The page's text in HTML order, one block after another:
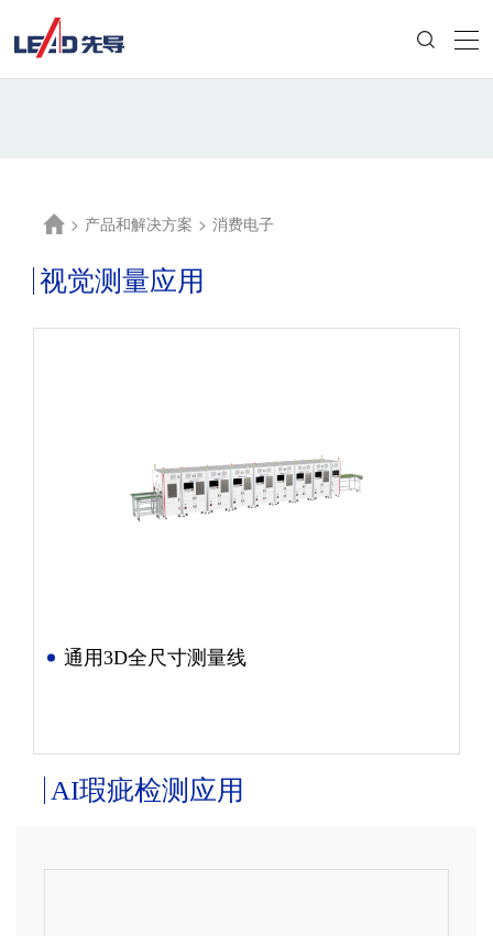
> 产品和解决方案 > 消费电子
视觉测量应用
通用3D全尺寸测量线
AI瑕疵检测应用